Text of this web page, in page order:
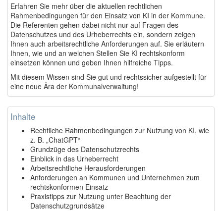
Erfahren Sie mehr über die aktuellen rechtlichen
Rahmenbedingungen für den Einsatz von KI in der Kommune.
Die Referenten gehen dabei nicht nur auf Fragen des
Datenschutzes und des Urheberrechts ein, sondern zeigen
Ihnen auch arbeitsrechtliche Anforderungen auf. Sie erläutern
Ihnen, wie und an welchen Stellen Sie KI rechtskonform
einsetzen können und geben Ihnen hilfreiche Tipps.
Mit diesem Wissen sind Sie gut und rechtssicher aufgestellt für
eine neue Ära der Kommunalverwaltung!
Inhalte
Rechtliche Rahmenbedingungen zur Nutzung von KI, wie
z. B. „ChatGPT“
Grundzüge des Datenschutzrechts
Einblick in das Urheberrecht
Arbeitsrechtliche Herausforderungen
Anforderungen an Kommunen und Unternehmen zum
rechtskonformen Einsatz
Praxistipps zur Nutzung unter Beachtung der
Datenschutzgrundsätze